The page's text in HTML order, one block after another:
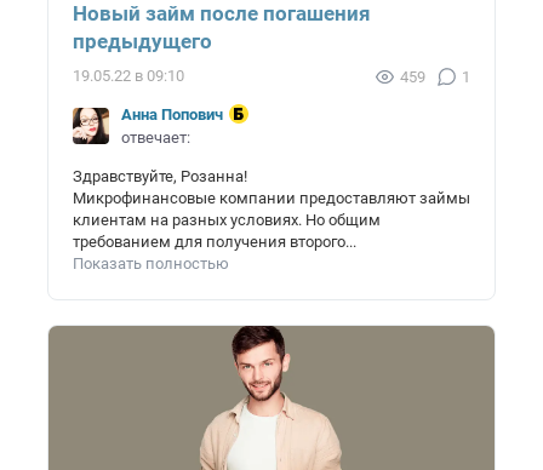
Новый займ после погашения
предыдущего
19.05.22 в 09:10 459 1
Анна Попович
отвечает:
Здравствуйте, Розанна!
Микрофинансовые компании предоставляют займы
клиентам на разных условиях. Но общим
требованием для получения второго...
Показать полностью